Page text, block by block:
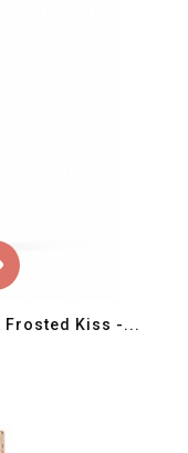
Frosted Kiss -...